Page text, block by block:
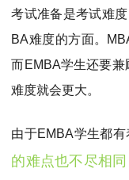
考试准备是考试难
BA难度的方面。
而EMBA学生还要
难度就会更大。
由于EMBA学生都有
的难点也不尽相